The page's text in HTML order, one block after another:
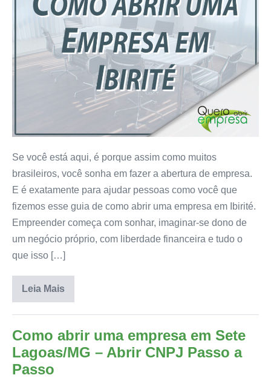
Se você está aqui, é porque assim como muitos
brasileiros, você sonha em fazer a abertura de empresa.
E é exatamente para ajudar pessoas como você que
fizemos esse guia de como abrir uma empresa em Ibirité.
Empreender começa com sonhar, imaginar-se dono de
um negócio próprio, com liberdade financeira e tudo o
que isso […]
Leia Mais
Como abrir uma empresa em Sete
Lagoas/MG – Abrir CNPJ Passo a
Passo